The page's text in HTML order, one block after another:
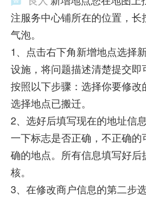
注服务中心铺所在的位置，
气泡。
1、点击右下角新增地点选择
设施，将问题描述清楚提交
按照以下步骤：选择你要修
选择地点已搬迁。
2、选好后填写现在的地址信
一下标志是否正确，不正确
确的地点。所有信息填写好后
核。
3、在修改商户信息的第二步